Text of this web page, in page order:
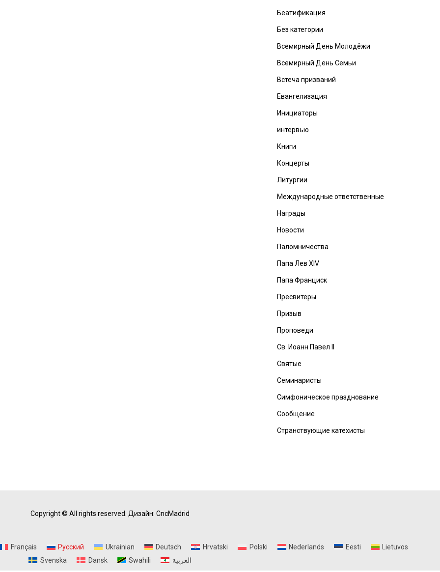
Беатификация
Без категории
Всемирный День Молодёжи
Всемирный День Семьи
Встеча призваний
Евангелизация
Инициаторы
интервью
Книги
Концерты
Литургии
Международные ответственные
Награды
Новости
Паломничества
Папа Лев XIV
Папа Франциск
Пресвитеры
Призыв
Проповеди
Св. Иоанн Павел II
Святые
Семинаристы
Симфоническое празднование
Сообщение
Странствующие катехисты
Copyright © All rights reserved. Дизайн: CncMadrid
Français Русский Ukrainian Deutsch Hrvatski Polski Nederlands Eesti
Lietuvos
Svenska
Dansk Swahili العربية